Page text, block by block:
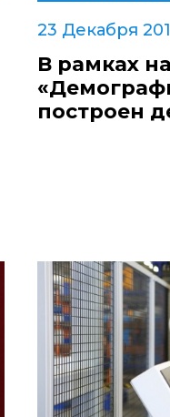
23 Декабря
В рамках
построен